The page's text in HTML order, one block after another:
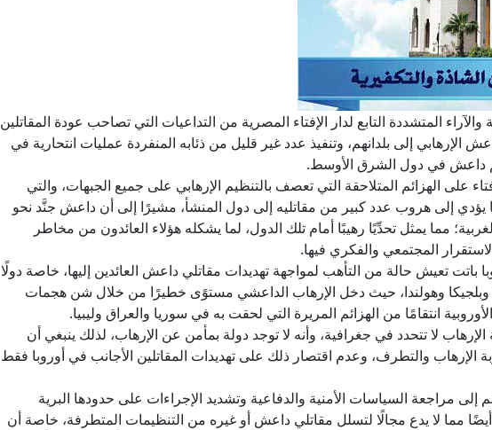
المتشددة التابع لدار الإفتاء المصرية من التداعيات التي تصاحب عودة المقاتلين
إلى بلدانهم، وتنفيذ عدد غير قليل من ذئابه المنفردة عمليات انتحارية في
داعش في دول الشرق الأوسط.
على الهزائم المتلاحقة التي تعصف بالتنظيم الإرهابي على جميع الجبهات، والتي
ما يؤدي إلى هروب عدد كبير من مقاتليه إلى دول المنشأ، مشيرًا إلى أن داعش جنَّد نحو
مما يمثل تحدِّيًا رهيبًا أمام تلك الدول، لما يشكله هؤلاء العائدون من مخاطر
المجتمعي والفكري فيها.
تعيش حالة من التأهب لمواجهة تهديدات مقاتلي داعش العائدين إليها، خاصة دولًا
وبلجيكا وهولندا، حيث دخل الإرهاب الداعشي مستوًى خطيرًا من خلال شن هجمات
انتقامًا من الهزائم المريرة التي لحقت به في سوريا والعراق وليبيا.
لا تتحدد في جغرافية، وأنه لا توجد دولة بمأمن عن الإرهاب، لذلك ينبغي أن
الإرهاب والتطرف، وعدم اقتصار ذلك على تهديدات المقاتلين الأجانب في أوروبا فقط
إلى مراجعة السياسات الأمنية والدفاعية وتشديد الإجراءات على حدودها البرية
أيضًا مما لا يدع مجالًا لتسلل مقاتلي داعش أو غيره من التنظيمات المتطرفة، خاصة أن